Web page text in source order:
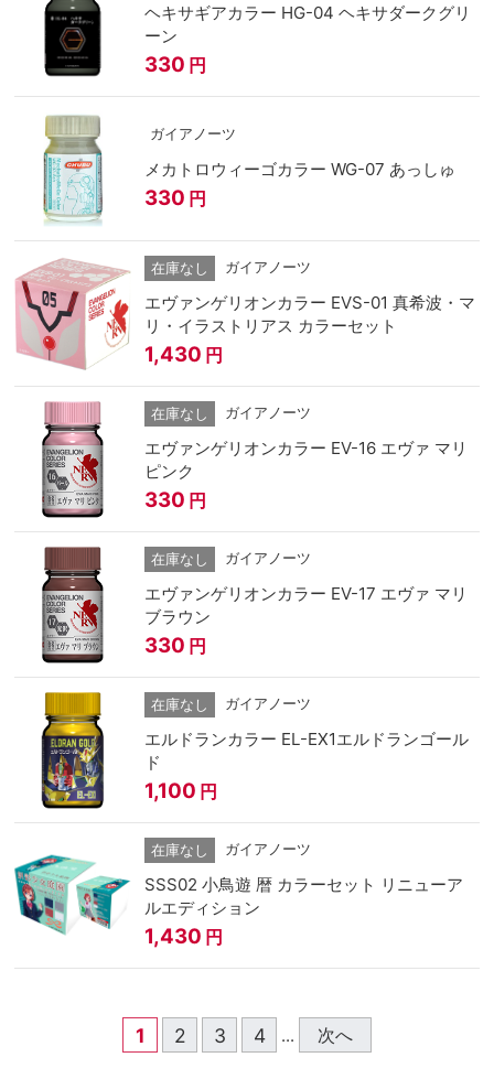
ヘキサギアカラー HG-04 ヘキサダークグリ
ーン
330 円
ガイアノーツ
メカトロウィーゴカラー WG-07 あっしゅ
330 円
在庫なし ガイアノーツ
エヴァンゲリオンカラー EVS-01 真希波・マ
リ・イラストリアス カラーセット
1,430 円
在庫なし ガイアノーツ
エヴァンゲリオンカラー EV-16 エヴァ マリ
ピンク
330 円
在庫なし ガイアノーツ
エヴァンゲリオンカラー EV-17 エヴァ マリ
ブラウン
330 円
在庫なし ガイアノーツ
エルドランカラー EL-EX1エルドランゴール
ド
1,100 円
在庫なし ガイアノーツ
SSS02 小鳥遊 暦 カラーセット リニューア
ルエディション
1,430 円
1 2 3 4 ... 次へ